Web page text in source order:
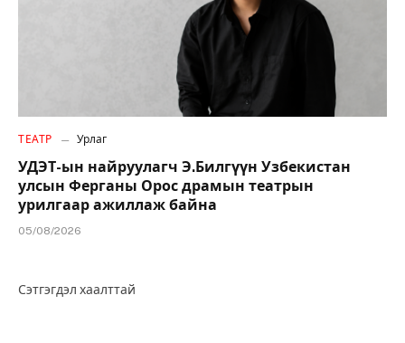
ТЕАТР Урлаг
УДЭТ-ын найруулагч Э.Билгүүн Узбекистан
улсын Ферганы Орос драмын театрын
урилгаар ажиллаж байна
05/08/2026
Сэтгэгдэл хаалттай